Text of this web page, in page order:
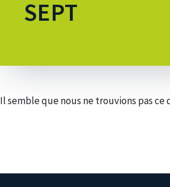
SEPT
Il semble que nous ne trouvions pas ce